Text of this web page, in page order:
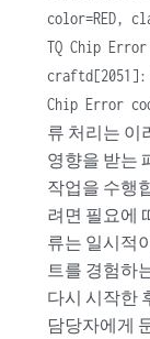
color=RED,
TQ Chip
Chip Error
류 처리는 이
영향을 받는
작업을 수행
려면 필요에
류는 일시적
트를 경험하
다시 시작한
담당자에게